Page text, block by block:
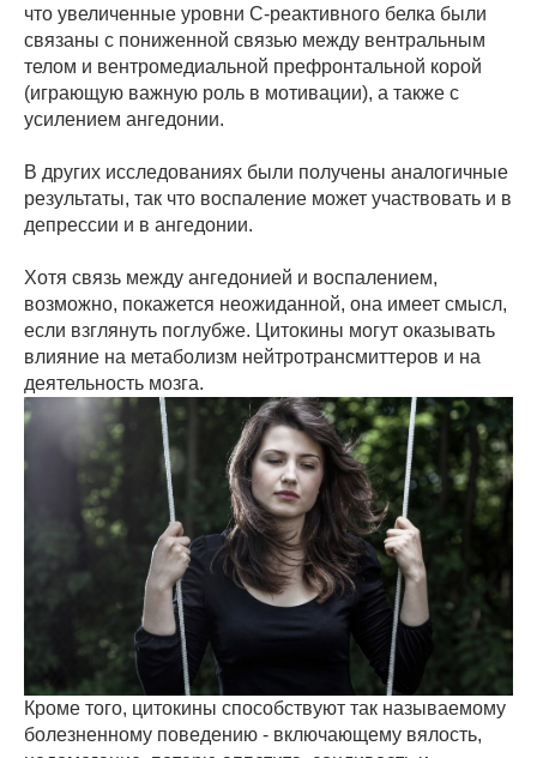
что увеличенные уровни С-реактивного белка были
связаны с пониженной связью между вентральным
телом и вентромедиальной префронтальной корой
(играющую важную роль в мотивации), а также с
усилением ангедонии.
В других исследованиях были получены аналогичные
результаты, так что воспаление может участвовать и в
депрессии и в ангедонии.
Хотя связь между ангедонией и воспалением,
возможно, покажется неожиданной, она имеет смысл,
если взглянуть поглубже. Цитокины могут оказывать
влияние на метаболизм нейтротрансмиттеров и на
деятельность мозга.
Кроме того, цитокины способствуют так называемому
болезненному поведению - включающему вялость,